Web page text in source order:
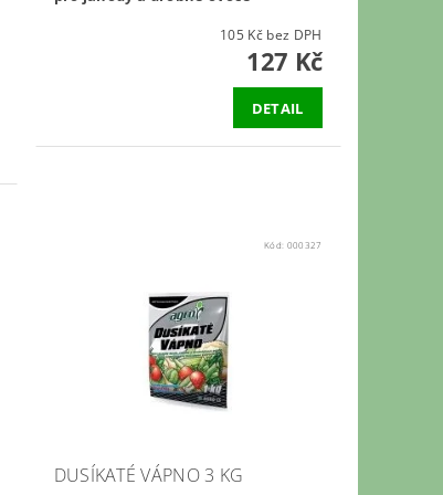
105 Kč bez DPH
127 Kč
DETAIL
Kód: 000327
DUSÍKATÉ VÁPNO 3 KG